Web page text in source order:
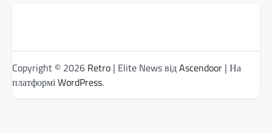
Copyright © 2026 Retro | Elite News відAscendoor | На
платформіWordPress.